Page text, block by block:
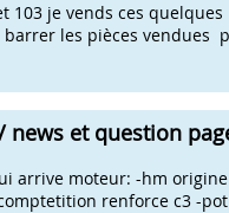
103 je vends ces
les pièces vendues
news et question
arrive moteur: -hm
renforce c3 -